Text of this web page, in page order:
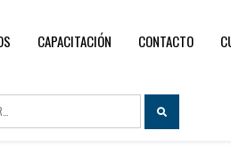
CAPACITACIÓN CONTACTO